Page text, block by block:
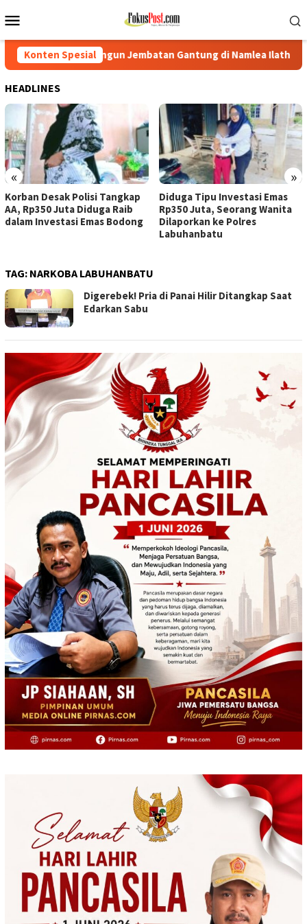
ke
Mobile
Konten Spesial
Jembatan Gantung di Namlea Ilath Korban Desak
HEADLINES
« »
Korban Desak Polisi Tangkap
AA, Rp350 Juta Diduga Raib
dalam Investasi Emas Bodong
Diduga Tipu Investasi Emas
Rp350 Juta, Seorang Wanita
Dilaporkan ke Polres
Labuhanbatu
TAG: NARKOBA LABUHANBATU
Digerebek! Pria di Panai Hilir Ditangkap Saat
Edarkan Sabu